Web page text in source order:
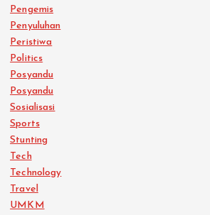
Pengemis
Penyuluhan
Peristiwa
Politics
Posyandu
Posyandu
Sosialisasi
Sports
Stunting
Tech
Technology
Travel
UMKM